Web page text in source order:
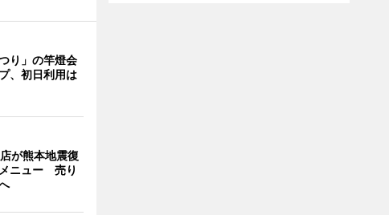
り」の竿燈会
、初日利用は
が熊本地震復
ニュー 売り